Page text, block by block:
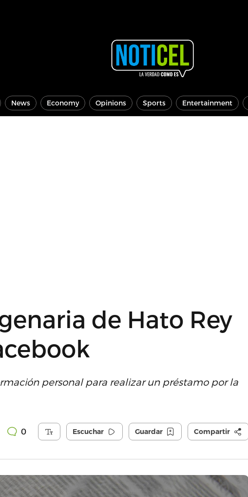
News Economy Opinions Sports Entertainment
de Hato Rey
personal para realizar un préstamo por la
0 Escuchar Guardar Compartir